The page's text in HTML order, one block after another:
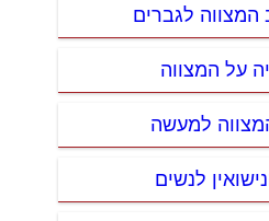
המצווה לגברים
על המצווה
למעשה
לנשים